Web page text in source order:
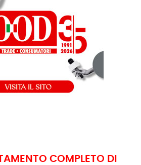
COMPLETO DI